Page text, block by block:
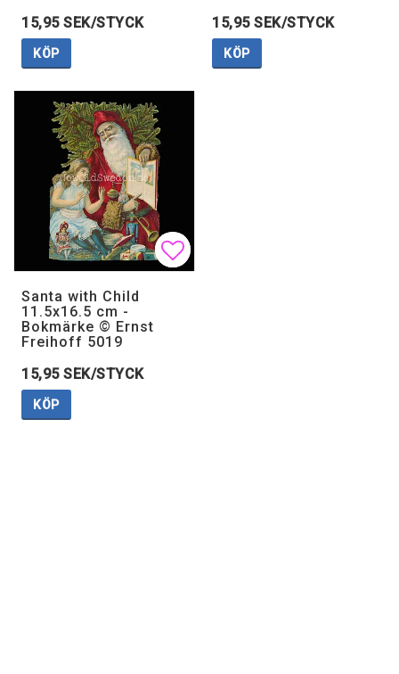
15,95 SEK/STYCK
KÖP
15,95 SEK/STYCK
KÖP
Santa with Child
11.5x16.5 cm -
Bokmärke © Ernst
Freihoff 5019
15,95 SEK/STYCK
KÖP